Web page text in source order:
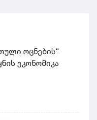
ოცნების“
ეკონომიკა